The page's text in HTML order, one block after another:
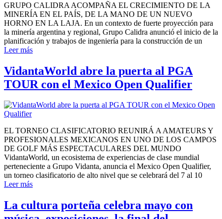
GRUPO CALIDRA ACOMPAÑA EL CRECIMIENTO DE LA
MINERÍA EN EL PAÍS, DE LA MANO DE UN NUEVO
HORNO EN LA LAJA. En un contexto de fuerte proyección para
la minería argentina y regional, Grupo Calidra anunció el inicio de la
planificación y trabajos de ingeniería para la construcción de un
Leer más
VidantaWorld abre la puerta al PGA
TOUR con el Mexico Open Qualifier
EL TORNEO CLASIFICATORIO REUNIRÁ A AMATEURS Y
PROFESIONALES MEXICANOS EN UNO DE LOS CAMPOS
DE GOLF MÁS ESPECTACULARES DEL MUNDO
VidantaWorld, un ecosistema de experiencias de clase mundial
perteneciente a Grupo Vidanta, anuncia el Mexico Open Qualifier,
un torneo clasificatorio de alto nivel que se celebrará del 7 al 10
Leer más
La cultura porteña celebra mayo con